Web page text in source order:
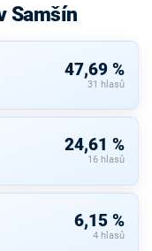
Samšín
47,69 %
31 hlasů
24,61 %
16 hlasů
6,15 %
4 hlasů